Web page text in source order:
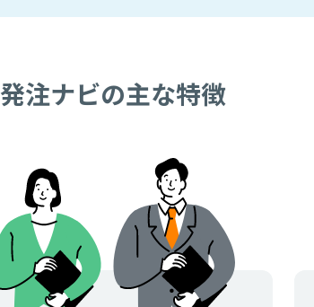
発注ナビの主な特徴